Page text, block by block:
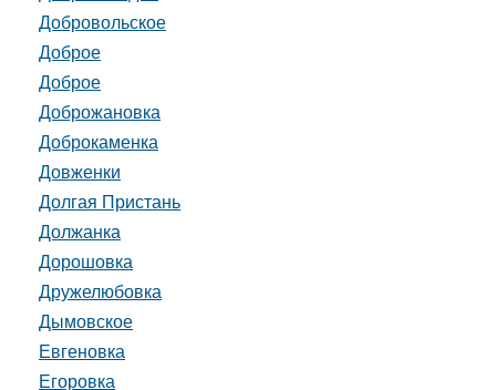
Добровольское
Доброе
Доброе
Доброжановка
Доброкаменка
Довженки
Долгая Пристань
Должанка
Дорошовка
Дружелюбовка
Дымовское
Евгеновка
Егоровка